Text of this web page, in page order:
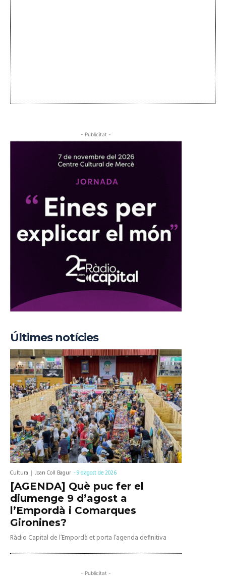
- Publicitat -
Últimes notícies
Cultura Joan Coll Bagur -9 d'agost de 2026
[AGENDA] Què puc fer el
diumenge 9 d’agost a
l’Empordà i Comarques
Gironines?
Ràdio Capital de l’Empordà et porta l’agenda definitiva
- Publicitat -